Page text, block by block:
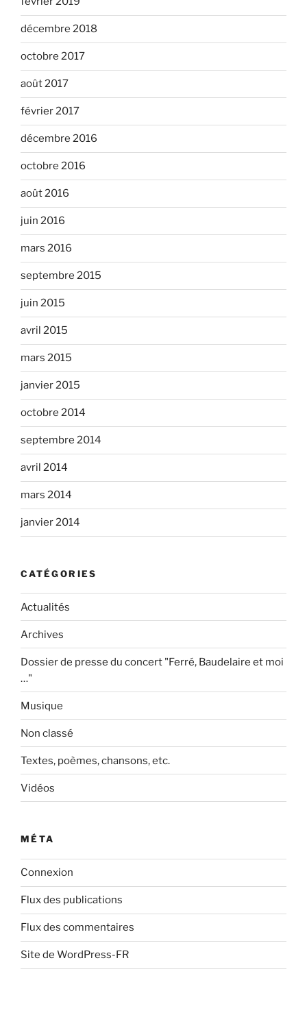
décembre 2018
octobre 2017
août 2017
février 2017
décembre 2016
octobre 2016
août 2016
juin 2016
mars 2016
septembre 2015
juin 2015
avril 2015
mars 2015
janvier 2015
octobre 2014
septembre 2014
avril 2014
mars 2014
janvier 2014
CATÉGORIES
Actualités
Archives
Dossier de presse du concert "Ferré, Baudelaire et moi
…"
Musique
Non classé
Textes, poèmes, chansons, etc.
Vidéos
MÉTA
Connexion
Flux des publications
Flux des commentaires
Site de WordPress-FR